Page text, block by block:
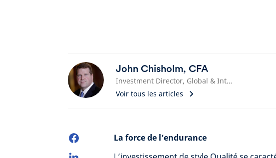
John Chisholm, CFA
Investment Director, Global & International Equities
Voir tous les articles
La force de l’endurance